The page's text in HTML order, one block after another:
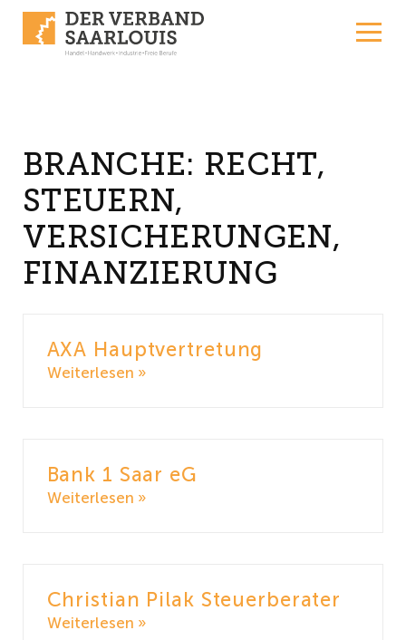
BRANCHE: RECHT,
STEUERN,
VERSICHERUNGEN,
FINANZIERUNG
AXA Hauptvertretung
Weiterlesen »
Bank 1 Saar eG
Weiterlesen »
Christian Pilak Steuerberater
Weiterlesen »